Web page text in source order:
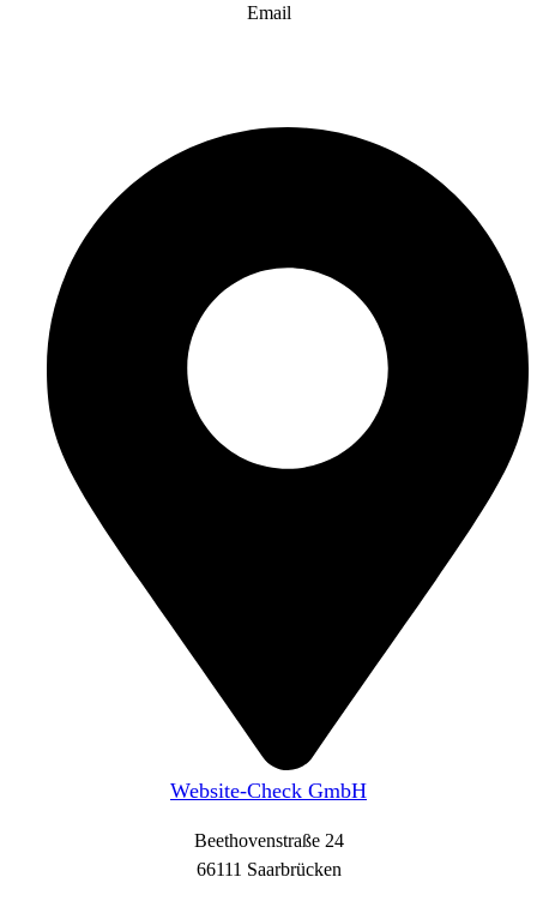
Email
Website-Check GmbH
Beethovenstraße 24
66111 Saarbrücken